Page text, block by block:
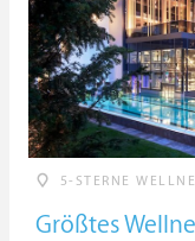
5-STERNE
Größtes